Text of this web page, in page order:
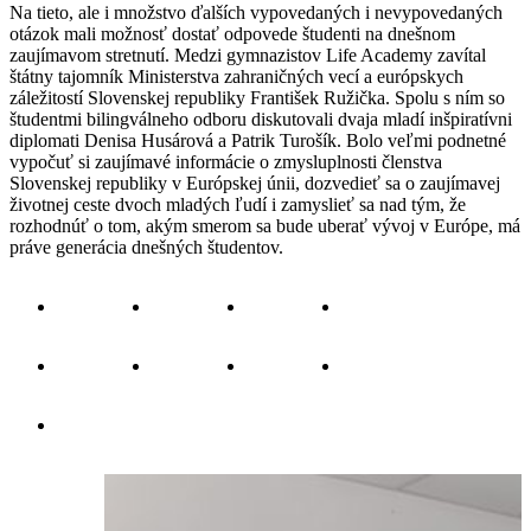
Na tieto, ale i množstvo ďalších vypovedaných i nevypovedaných
otázok mali možnosť dostať odpovede študenti na dnešnom
zaujímavom stretnutí. Medzi gymnazistov Life Academy zavítal
štátny tajomník Ministerstva zahraničných vecí a európskych
záležitostí Slovenskej republiky František Ružička. Spolu s ním so
študentmi bilingválneho odboru diskutovali dvaja mladí inšpiratívni
diplomati Denisa Husárová a Patrik Turošík. Bolo veľmi podnetné
vypočuť si zaujímavé informácie o zmysluplnosti členstva
Slovenskej republiky v Európskej únii, dozvedieť sa o zaujímavej
životnej ceste dvoch mladých ľudí i zamyslieť sa nad tým, že
rozhodnúť o tom, akým smerom sa bude uberať vývoj v Európe, má
práve generácia dnešných študentov.